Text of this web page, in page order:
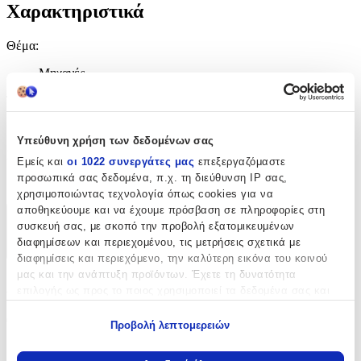
Υπεύθυνη χρήση των δεδομένων σας
Εμείς και οι 1022 συνεργάτες μας επεξεργαζόμαστε
προσωπικά σας δεδομένα, π.χ. τη διεύθυνση IP σας,
χρησιμοποιώντας τεχνολογία όπως cookies για να
αποθηκεύουμε και να έχουμε πρόσβαση σε πληροφορίες στη
συσκευή σας, με σκοπό την προβολή εξατομικευμένων
διαφημίσεων και περιεχομένου, τις μετρήσεις σχετικά με
διαφημίσεις και περιεχόμενο, την καλύτερη εικόνα του κοινού
μας και την ανάπτυξη προϊόντων. Έχετε τη δυνατότητα
Να συλλέξουμε πληροφορίες σχετικά με τη γεωγραφική
Προβολή λεπτομερειών
Χαρακτηριστικά
Θέμα:
Μηχανές
Τύπος
Κατασκευαστής:
Print
Χαρακτηριστικά
Χαρακτηριστικά